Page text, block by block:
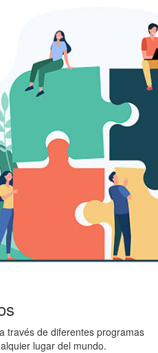
través de diferentes programas
lugar del mundo.